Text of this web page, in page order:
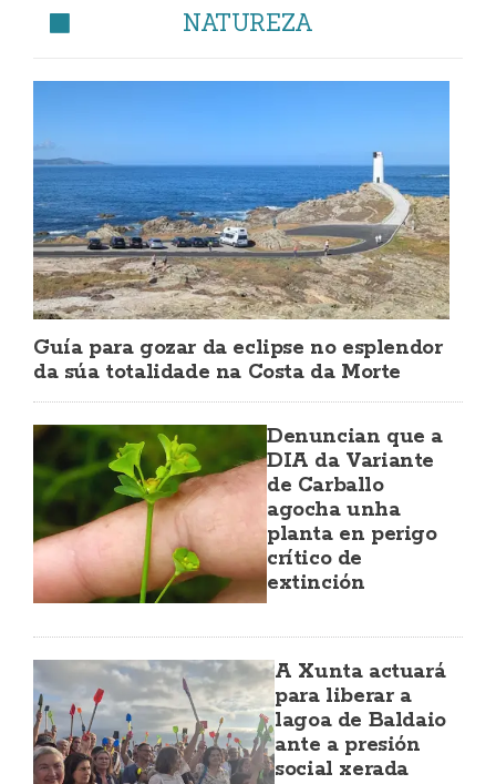
NATUREZA
Guía para gozar da eclipse no esplendor
da súa totalidade na Costa da Morte
Denuncian que a
DIA da Variante
de Carballo
agocha unha
planta en perigo
crítico de
extinción
A Xunta actuará
para liberar a
lagoa de Baldaio
ante a presión
social xerada